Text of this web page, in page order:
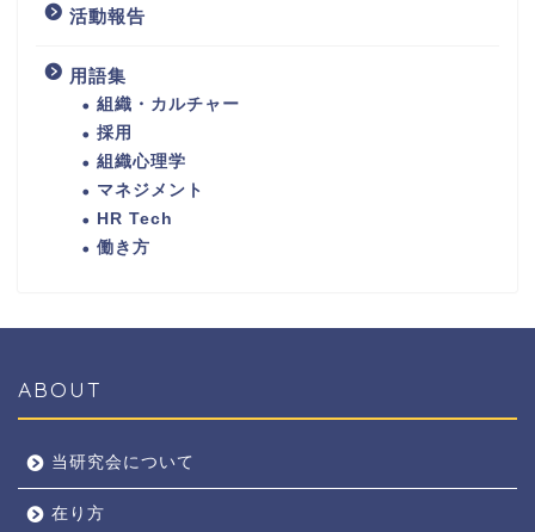
活動報告
用語集
組織・カルチャー
採用
組織心理学
マネジメント
HR Tech
働き方
ABOUT
当研究会について
在り方